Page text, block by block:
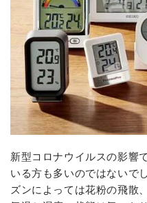
それ以外の製品はこちら
【おすすめ7】Therm Pro
【おすすめ8】Therm Pro
おわりに
新型コロナウイルスの影響
いる方も多いのではないで
ズンによっては花粉の飛散